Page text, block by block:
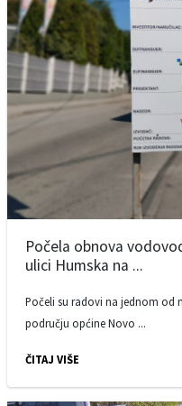
Počela obnova
ulici Humska na ...
Počeli su radovi na jednom od
području općine Novo ...
ČITAJ VIŠE